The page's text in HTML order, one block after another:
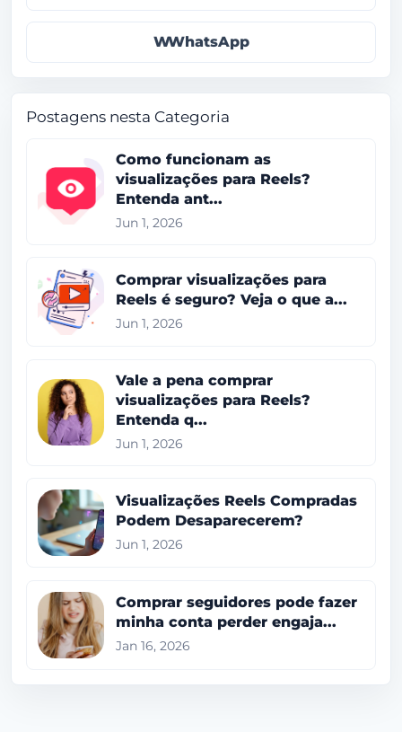
WhatsApp
Postagens nesta Categoria
Como funcionam as
visualizações para Reels?
Entenda ant...
Jun 1, 2026
Comprar visualizações para
Reels é seguro? Veja o que a...
Jun 1, 2026
Vale a pena comprar
visualizações para Reels?
Entenda q...
Jun 1, 2026
Visualizações Reels Compradas
Podem Desaparecerem?
Jun 1, 2026
Comprar seguidores pode fazer
minha conta perder engaja...
Jan 16, 2026